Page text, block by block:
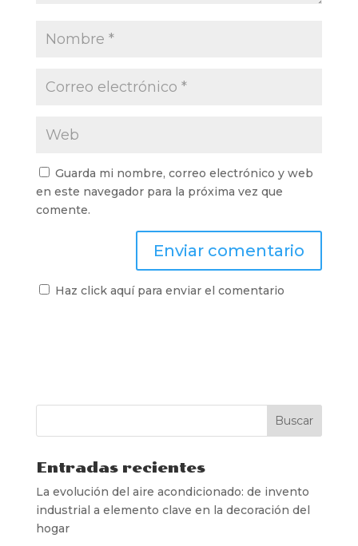
Guarda mi nombre, correo electrónico y web
en este navegador para la próxima vez que
comente.
Haz click aquí para enviar el comentario
Entradas recientes
La evolución del aire acondicionado: de invento
industrial a elemento clave en la decoración del
hogar